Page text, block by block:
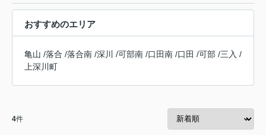
おすすめのエリア
亀山 /落合 /落合南 /深川 /可部南 /口田南 /口田 /可部 /三入 /
上深川町
4件